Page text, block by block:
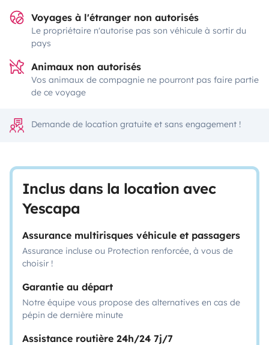
Voyages à l'étranger non autorisés
Le propriétaire n'autorise pas son véhicule à sortir du
pays
Animaux non autorisés
Vos animaux de compagnie ne pourront pas faire partie
de ce voyage
Demande de location gratuite et sans engagement !
Inclus dans la location avec
Yescapa
Assurance multirisques véhicule et passagers
Assurance incluse ou Protection renforcée, à vous de
choisir !
Garantie au départ
Notre équipe vous propose des alternatives en cas de
pépin de dernière minute
Assistance routière 24h/24 7j/7